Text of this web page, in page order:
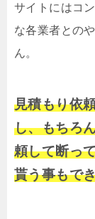
サイトにはコ
な各業者との
ん。
見積もり依
し、もちろ
頼して断っ
貰う事もで